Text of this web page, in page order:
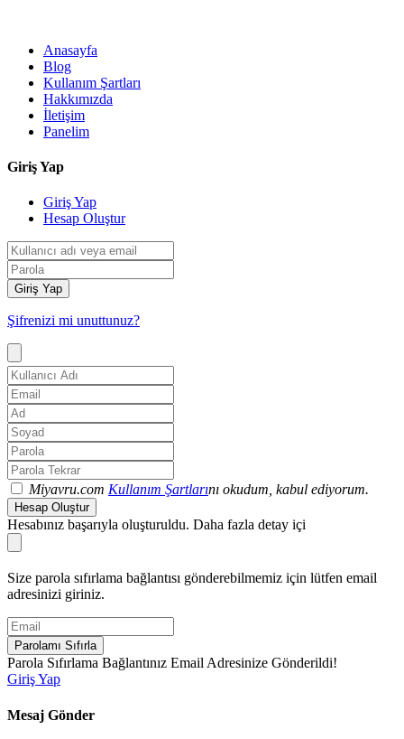
Anasayfa
Blog
Kullanım Şartları
Hakkımızda
İletişim
Panelim
Giriş Yap
Giriş Yap
Hesap Oluştur
Giriş Yap
Şifrenizi mi unuttunuz?
Miyavru.com Kullanım Şartlarını okudum, kabul ediyorum.
Hesap Oluştur
Hesabınız başarıyla oluşturuldu. Daha fazla detay içi
Size parola sıfırlama bağlantısı gönderebilmemiz için lütfen email
adresinizi giriniz.
Parolamı Sıfırla
Parola Sıfırlama Bağlantınız Email Adresinize Gönderildi!
Giriş Yap
Mesaj Gönder